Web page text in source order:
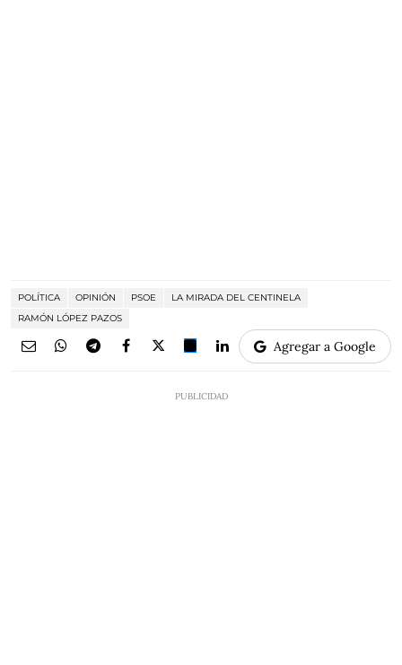
POLÍTICA OPINIÓN PSOE
LA MIRADA DEL CENTINELA
RAMÓN LÓPEZ PAZOS
Agregar a Google